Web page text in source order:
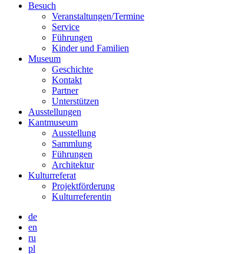
Besuch
Veranstaltungen/Termine
Service
Führungen
Kinder und Familien
Museum
Geschichte
Kontakt
Partner
Unterstützen
Ausstellungen
Kantmuseum
Ausstellung
Sammlung
Führungen
Architektur
Kulturreferat
Projektförderung
Kulturreferentin
de
en
ru
pl